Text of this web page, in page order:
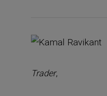
Trader,